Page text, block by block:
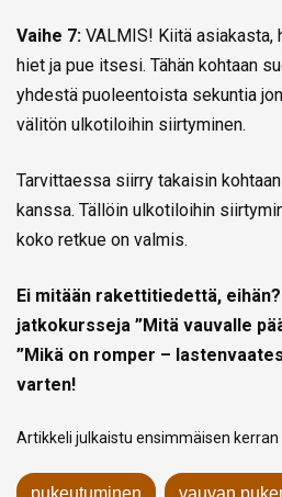
Vaihe 7: VALMIS! Kiitä asiakasta,
hiet ja pue itsesi. Tähän kohtaan
yhdestä puoleentoista sekuntia
välitön ulkotiloihin siirtyminen.
Tarvittaessa siirry takaisin
kanssa. Tällöin ulkotiloihin
koko retkue on valmis.
Ei mitään rakettitiedettä,
jatkokursseja ”Mitä vauvalle
”Mikä on romper –
varten!
Artikkeli julkaistu ensimmäisen kerran
pukeutuminen vauvan